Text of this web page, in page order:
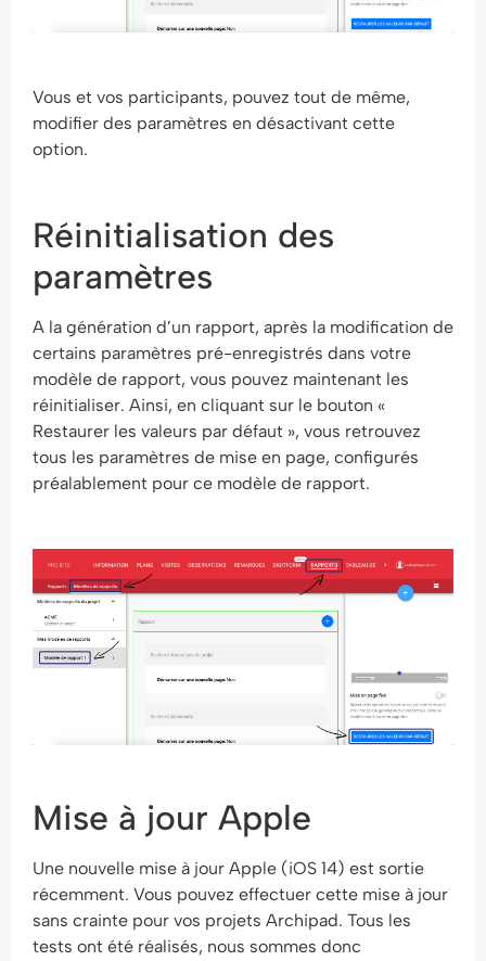
Vous et vos participants, pouvez tout de même,
modifier des paramètres en désactivant cette
option.
Réinitialisation des
paramètres
A la génération d’un rapport, après la modification de
certains paramètres pré-enregistrés dans votre
modèle de rapport, vous pouvez maintenant les
réinitialiser. Ainsi, en cliquant sur le bouton «
Restaurer les valeurs par défaut », vous retrouvez
tous les paramètres de mise en page, configurés
préalablement pour ce modèle de rapport.
Mise à jour Apple
Une nouvelle mise à jour Apple (iOS 14) est sortie
récemment. Vous pouvez effectuer cette mise à jour
sans crainte pour vos projets Archipad. Tous les
tests ont été réalisés, nous sommes donc